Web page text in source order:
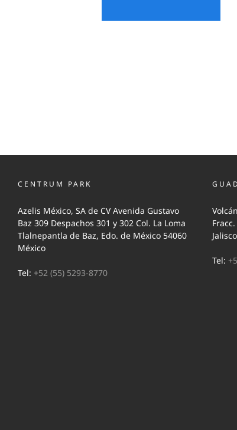
CENTRUM PARK
Azelis México, SA de CV Avenida Gustavo
Baz 309 Despachos 301 y 302 Col. La Loma
Tlalnepantla de Baz, Edo. de México 54060
México
Tel: +52 (55) 5293-8770
Tel: